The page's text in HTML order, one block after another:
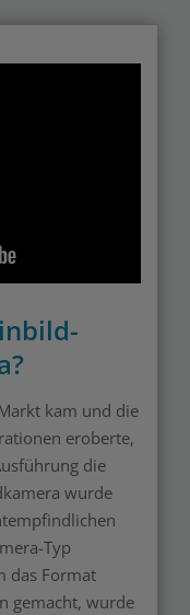
kam und die
eroberte,
die
wurde
Typ
das Format
gemacht, wurde